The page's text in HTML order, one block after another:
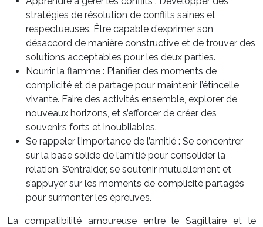
stratégies de résolution de conflits saines et
respectueuses. Être capable d’exprimer son
désaccord de manière constructive et de trouver des
solutions acceptables pour les deux parties.
Nourrir la flamme : Planifier des moments de
complicité et de partage pour maintenir l’étincelle
vivante. Faire des activités ensemble, explorer de
nouveaux horizons, et s’efforcer de créer des
souvenirs forts et inoubliables.
Se rappeler l’importance de l’amitié : Se concentrer
sur la base solide de l’amitié pour consolider la
relation. S’entraider, se soutenir mutuellement et
s’appuyer sur les moments de complicité partagés
pour surmonter les épreuves.
La compatibilité amoureuse entre le Sagittaire et le